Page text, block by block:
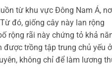
từ khu vực Đông Nam Á,
đó, giống cây này lan rộng
rộng rãi này chứng tỏ khả
được trồng tập trung chủ yếu ở
không chỉ để làm lương